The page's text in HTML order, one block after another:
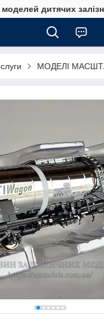
моделей дитячих
МОДЕЛІ